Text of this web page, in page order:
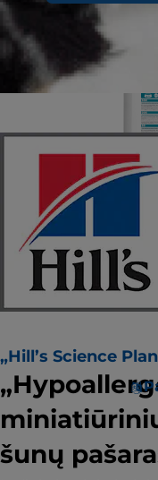
„Hill’s Science
šunų